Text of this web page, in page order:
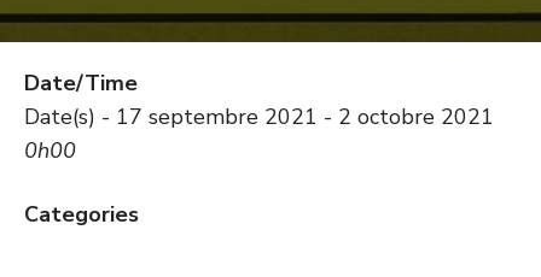
Date/Time
Date(s) - 17 septembre 2021 - 2 octobre 2021
0h00
Categories